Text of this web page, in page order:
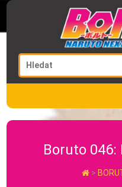
Boruto
>